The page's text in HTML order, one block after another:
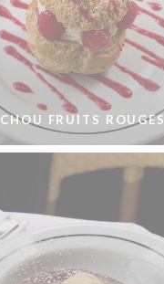
CHOU FRUITS ROUGES